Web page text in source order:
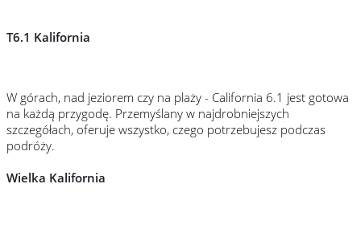
T6.1 Kalifornia
W górach, nad jeziorem czy na plaży - California 6.1 jest gotowa
na każdą przygodę. Przemyślany w najdrobniejszych
szczegółach, oferuje wszystko, czego potrzebujesz podczas
podróży.
Wielka Kalifornia